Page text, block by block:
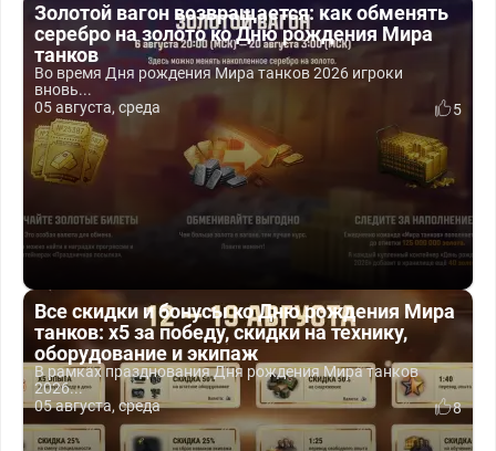
Золотой вагон возвращается: как обменять
серебро на золото ко Дню рождения Мира
танков
Во время Дня рождения Мира танков 2026 игроки
вновь...
05 августа, среда
5
Все скидки и бонусы ко Дню рождения Мира
танков: x5 за победу, скидки на технику,
оборудование и экипаж
В рамках празднования Дня рождения Мира танков
2026...
05 августа, среда
8